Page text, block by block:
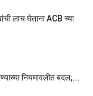
लाच घेताना ACB च्या
नियमावलीत बदल;...